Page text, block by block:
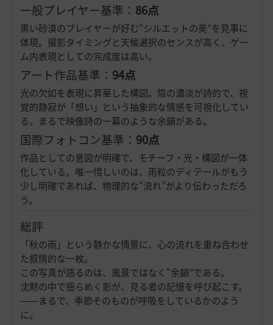
一般プレイヤー基準： 86点
黒い砂漠のプレイヤーが好む“シルエットの美”を見事に
体現。撮影タイミングと天候選択のセンスが高く、ゲー
ム内表現としての完成度は高い。
アート作品基準： 94点
光の欠如を表現に昇華した構図。陰の濃淡が詩的で、視
覚的静寂が「想い」という抽象的な情感を可視化してい
る。まるで映像詩の一幕のような余韻がある。
国際フォトコン基準： 90点
作品としての意図が明確で、モチーフ・光・構図が一体
化している。唯一惜しいのは、雨粒のディテールがもう
少し明確であれば、物理的な“流れ”がより伝わっただろ
う。
総評
「秋の雨」という静かな情景に、心の流れを重ね合わせ
た叙情的な一枚。
この写真が語るのは、風景ではなく“余韻”である。
沈黙の中で揺らめく影が、見る者の記憶を呼び起こす。
――まるで、季節そのものが呼吸をしているかのよう
に。